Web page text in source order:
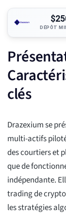
DÉPÔT
clés
Drazexium se
multi-actifs
des courtiers et
que de
indépendante.
trading de
les stratégies